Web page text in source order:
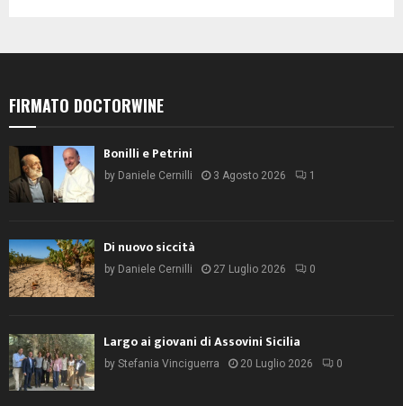
FIRMATO DOCTORWINE
Bonilli e Petrini
by Daniele Cernilli 3 Agosto 2026 1
Di nuovo siccità
by Daniele Cernilli 27 Luglio 2026 0
Largo ai giovani di Assovini Sicilia
by Stefania Vinciguerra 20 Luglio 2026 0